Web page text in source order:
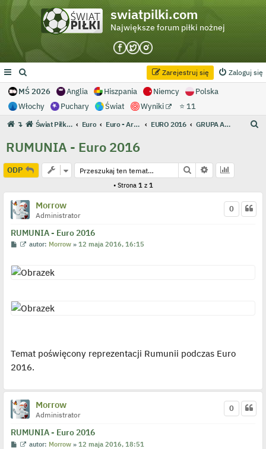
swiatpilki.com
Największe forum piłki nożnej
Zaloguj się
Zarejestruj się
MŚ 2026 Anglia Hiszpania Niemcy
Polska
Włochy
Puchary Świat Wyniki ⭐ 11
↴ Świat Piłki - Największe forum piłki nożnej Euro Euro - Archiwum EURO 2016 GRUPA A: Francja, Rumunia, Szwajcaria, Albania (EURO 2016)
j
RUMUNIA - Euro 2016
ODP Szukaj Wyszukiwanie
• Strona 1z 1
Morrow
Administrator
RUMUNIA - Euro 2016
0
P
t
W
i
p
o
n
z
o
s
t
autor: Morrow »12 maja 2016, 16:15
Temat poświęcony reprezentacji Rumunii podczas Euro
2016.
Morrow
Administrator
RUMUNIA - Euro 2016
0
P
W
autor: Morrow »12 maja 2016, 18:51